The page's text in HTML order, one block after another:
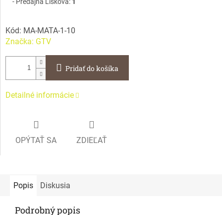
Kód: MA-MATA-1-10
Značka: GTV
Pridať do košíka
Detailné informácie
OPÝTAŤ SA ZDIEĽAŤ
Popis Diskusia
Podrobný popis